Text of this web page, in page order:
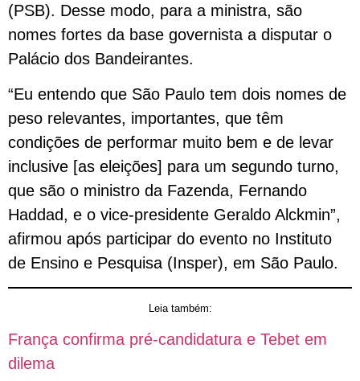
(PSB). Desse modo, para a ministra, são
nomes fortes da base governista a disputar o
Palácio dos Bandeirantes.
“Eu entendo que São Paulo tem dois nomes de
peso relevantes, importantes, que têm
condições de performar muito bem e de levar
inclusive [as eleições] para um segundo turno,
que são o ministro da Fazenda, Fernando
Haddad, e o vice-presidente Geraldo Alckmin”,
afirmou após participar do evento no Instituto
de Ensino e Pesquisa (Insper), em São Paulo.
Leia também:
França confirma pré-candidatura e Tebet em
dilema